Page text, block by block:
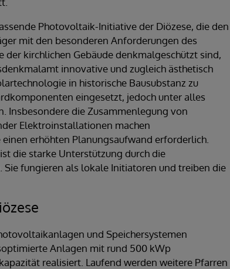
Photovoltaik-Initiative der Diözese, die den
mit den besonderen Anforderungen des
kirchlichen Gebäude denkmalgeschützt sind,
innovative und zugleich ästhetisch
in historische Bausubstanz zu
eingesetzt, jedoch unter alles
Insbesondere die Zusammenlegung von
Elektroinstallationen machen
erhöhten Planungsaufwand erforderlich.
die starke Unterstützung durch die
fungieren als lokale Initiatoren und treiben die
und Speichersystemen
Anlagen mit rund 500 kWp
realisiert. Laufend werden weitere Pfarren